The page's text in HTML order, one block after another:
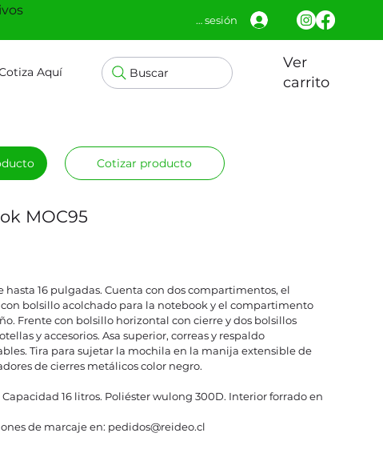
Aquí Buscar
Ver
carrito
Iniciar sesión
MOC95
16 pulgadas. Cuenta con dos compartimentos, el
bolsillo acolchado para la notebook y el compartimento
Frente con bolsillo horizontal con cierre y dos bolsillos
y accesorios. Asa superior, correas y respaldo
Tira para sujetar la mochila en la manija extensible de
de cierres metálicos color negro.
Capacidad 16 litros. Poliéster wulong 300D. Interior forrado en
de marcaje en: pedidos@reideo.cl
Cotizar producto